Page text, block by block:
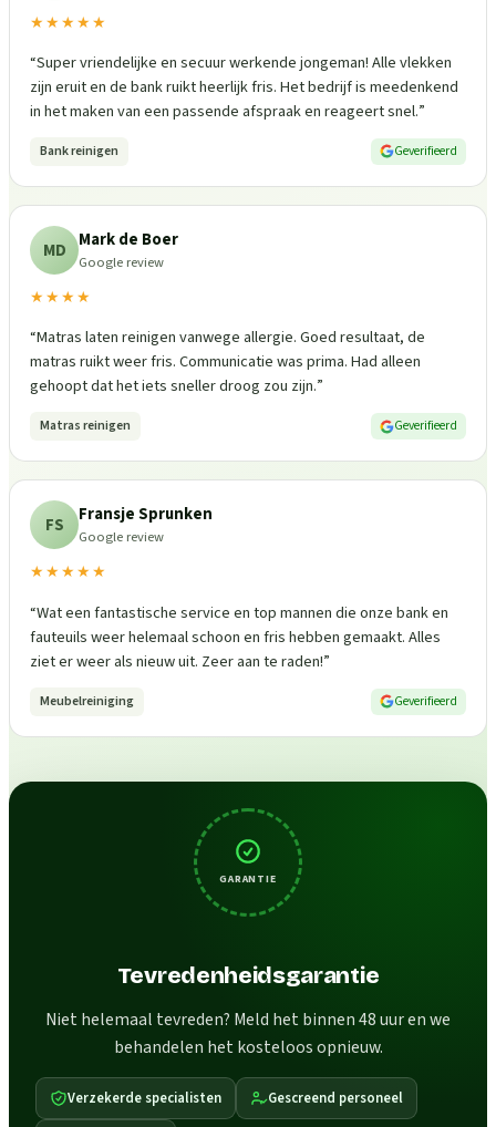
★★★★★
“Super vriendelijke en secuur werkende jongeman! Alle vlekken
zijn eruit en de bank ruikt heerlijk fris. Het bedrijf is meedenkend
in het maken van een passende afspraak en reageert snel.”
Bank reinigen Geverifieerd
MD Mark de Boer
Google review
★★★★
“Matras laten reinigen vanwege allergie. Goed resultaat, de
matras ruikt weer fris. Communicatie was prima. Had alleen
gehoopt dat het iets sneller droog zou zijn.”
Matras reinigen Geverifieerd
FS Fransje Sprunken
Google review
★★★★★
“Wat een fantastische service en top mannen die onze bank en
fauteuils weer helemaal schoon en fris hebben gemaakt. Alles
ziet er weer als nieuw uit. Zeer aan te raden!”
Meubelreiniging Geverifieerd
GARANTIE
Tevredenheidsgarantie
Niet helemaal tevreden? Meld het binnen 48 uur en we
behandelen het kosteloos opnieuw.
Verzekerde specialisten Gescreend personeel